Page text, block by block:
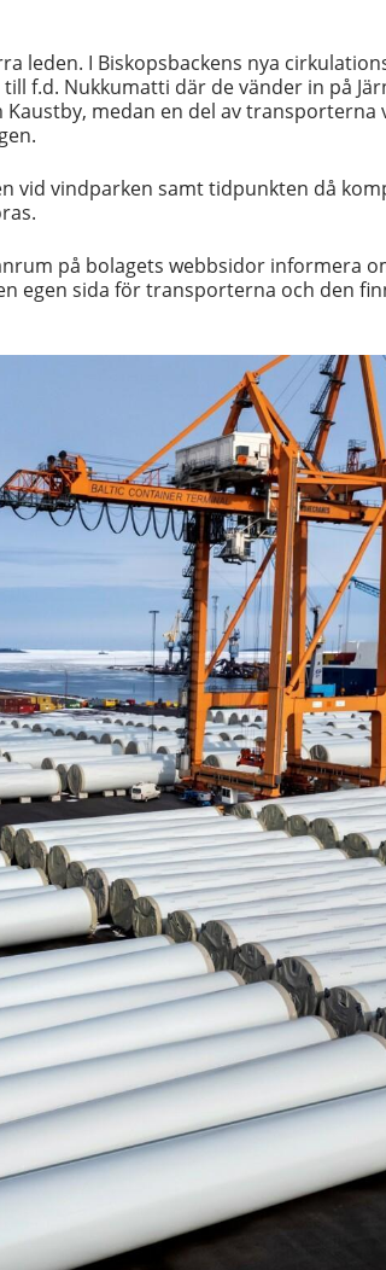
leden. I Biskopsbackens nya
f.d. Nukkumatti där de vänder in på
medan en del av
vid vindparken samt tidpunkten då
på bolagets webbsidor informera
egen sida för transporterna och den